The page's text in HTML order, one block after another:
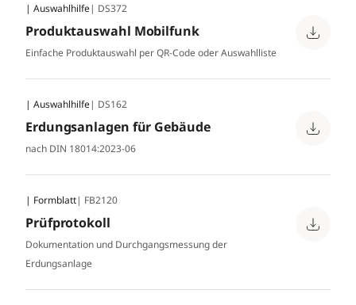
| Auswahlhilfe| DS372
Produktauswahl Mobilfunk
Einfache Produktauswahl per QR-Code oder Auswahlliste
| Auswahlhilfe| DS162
Erdungsanlagen für Gebäude
nach DIN 18014:2023-06
| Formblatt| FB2120
Prüfprotokoll
Dokumentation und Durchgangsmessung der
Erdungsanlage